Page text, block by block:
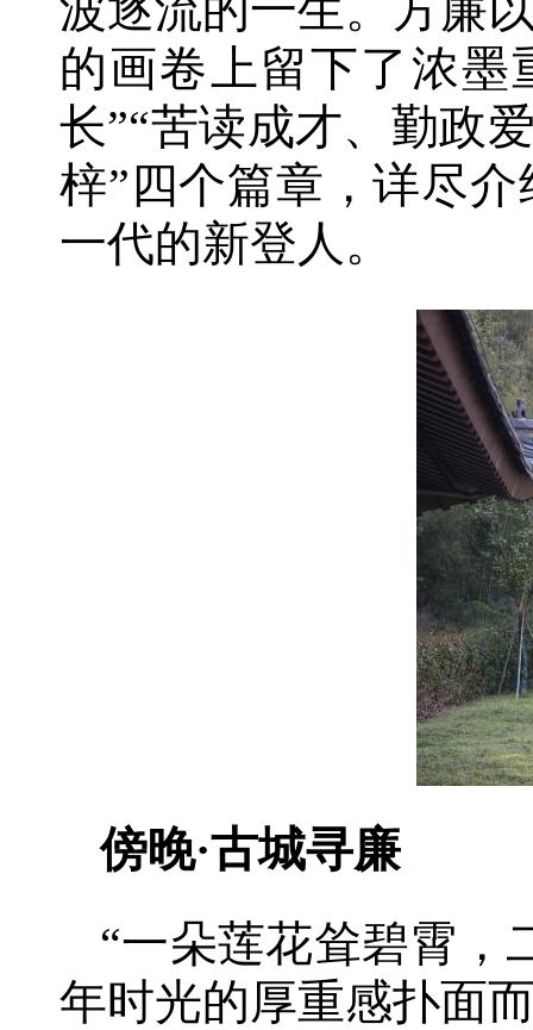
波逐流的一生。方廉
的画卷上留下了浓墨
长”“苦读成才、勤政
梓”四个篇章，详尽
一代的新登人。
傍晚·古城寻廉
“一朵莲花耸碧霄，
年时光的厚重感扑面